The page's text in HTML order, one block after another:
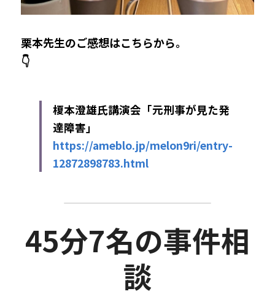
栗本先生のご感想はこちらから。
👇
榎本澄雄氏講演会「元刑事が見た発
達障害」
https://ameblo.jp/melon9ri/entry-
12872898783.html
45分7名の事件相
談